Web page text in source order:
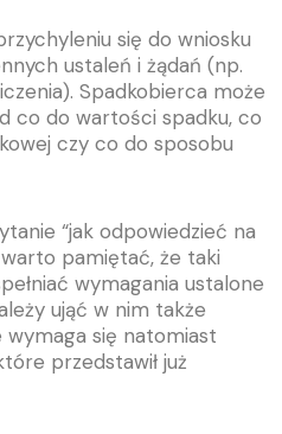
się do wniosku
ustaleń i żądań (np.
Spadkobierca może
co do wartości spadku, co
czy co do sposobu
“jak odpowiedzieć na
warto pamiętać, że taki
wymagania ustalone
ująć w nim także
się natomiast
przedstawił już